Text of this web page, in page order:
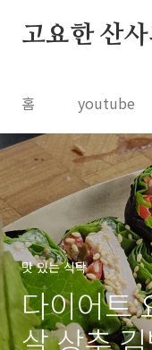
고요한 산
홈 youtube
맛 있는 식탁
다이어트